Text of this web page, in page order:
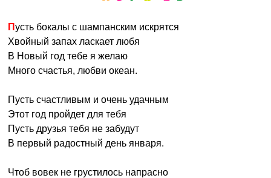
Пусть бокалы с шампанским искрятся
Хвойный запах ласкает любя
В Новый год тебе я желаю
Много счастья, любви океан.
Пусть счастливым и очень удачным
Этот год пройдет для тебя
Пусть друзья тебя не забудут
В первый радостный день января.
Чтоб вовек не грустилось напрасно